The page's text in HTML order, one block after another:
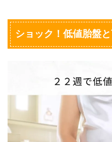
ショック！低値胎盤